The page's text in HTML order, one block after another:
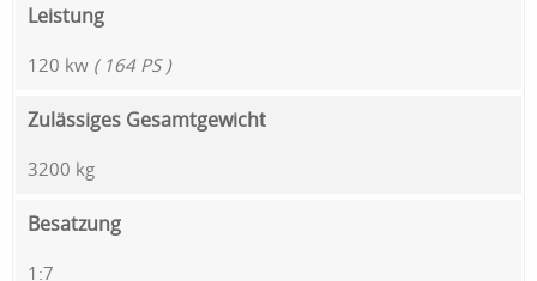
Leistung
120 kw ( 164 PS )
Zulässiges Gesamtgewicht
3200 kg
Besatzung
1:7